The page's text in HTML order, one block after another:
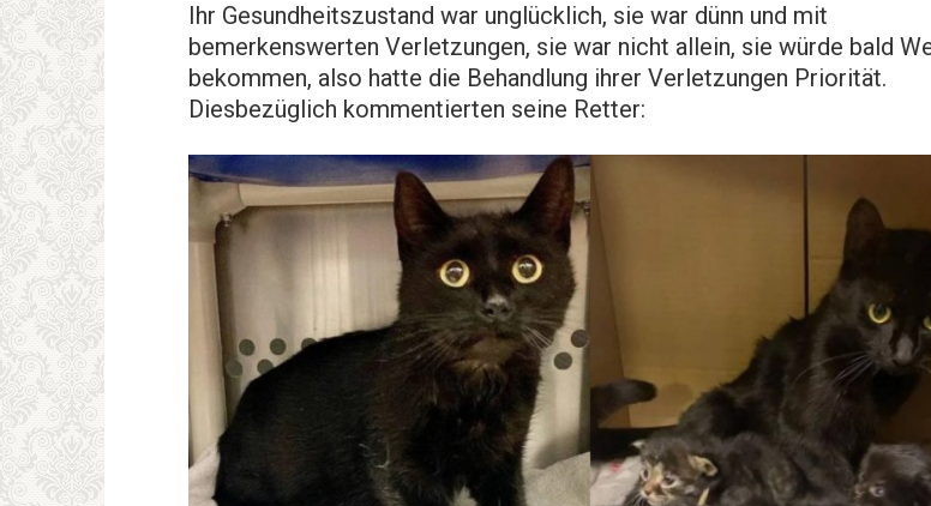
Ihr Gesundheitszustand war unglücklich, sie war dünn und mit
bemerkenswerten Verletzungen, sie war nicht allein, sie würde bald
bekommen, also hatte die Behandlung ihrer Verletzungen Priorität.
Diesbezüglich kommentierten seine Retter: